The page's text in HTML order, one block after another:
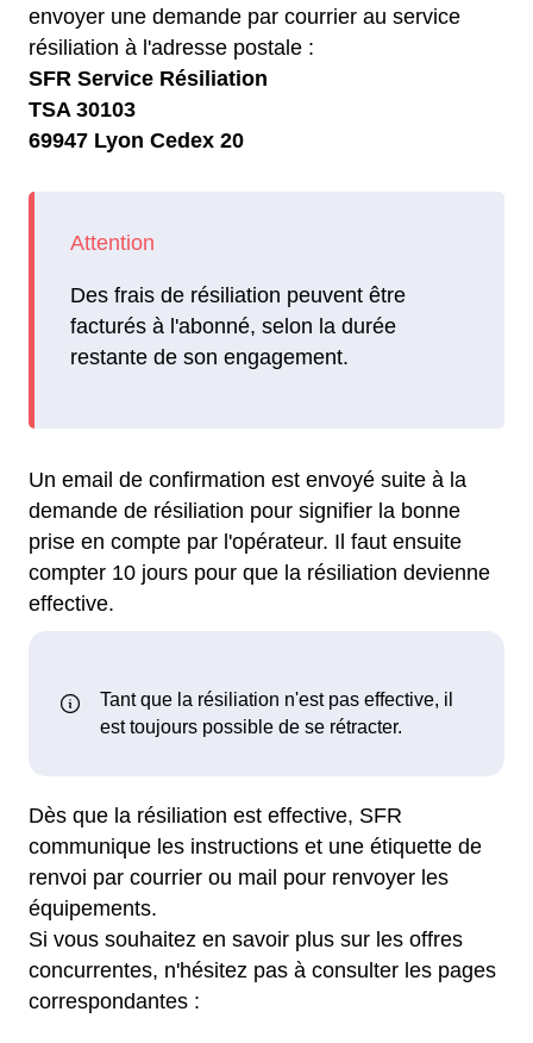
envoyer une demande par courrier au service
résiliation à l'adresse postale :
SFR Service Résiliation
TSA 30103
69947 Lyon Cedex 20
Des frais de résiliation peuvent être
facturés à l'abonné, selon la durée
restante de son engagement.
Un email de confirmation est envoyé suite à la
demande de résiliation pour signifier la bonne
prise en compte par l'opérateur. Il faut ensuite
compter 10 jours pour que la résiliation devienne
effective.
Dès que la résiliation est effective, SFR
communique les instructions et une étiquette de
renvoi par courrier ou mail pour renvoyer les
équipements.
Si vous souhaitez en savoir plus sur les offres
concurrentes, n'hésitez pas à consulter les pages
correspondantes :